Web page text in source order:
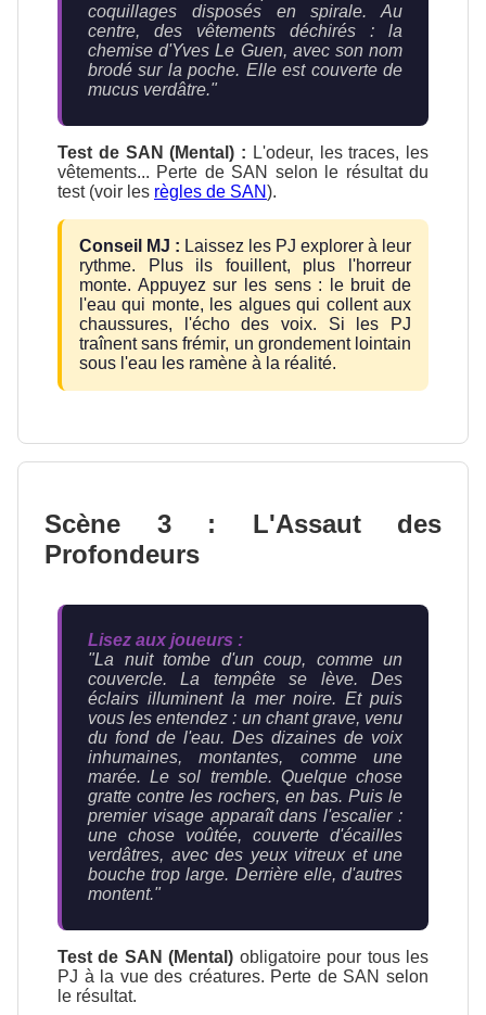
coquillages disposés en spirale. Au
centre, des vêtements déchirés : la
chemise d'Yves Le Guen, avec son nom
brodé sur la poche. Elle est couverte de
mucus verdâtre."
Test de SAN (Mental) : L'odeur, les traces, les
vêtements... Perte de SAN selon le résultat du
test (voir les règles de SAN).
Conseil MJ : Laissez les PJ explorer à leur
rythme. Plus ils fouillent, plus l'horreur
monte. Appuyez sur les sens : le bruit de
l'eau qui monte, les algues qui collent aux
chaussures, l'écho des voix. Si les PJ
traînent sans frémir, un grondement lointain
sous l'eau les ramène à la réalité.
Scène 3 : L'Assaut des
Profondeurs
Lisez aux joueurs :
"La nuit tombe d'un coup, comme un
couvercle. La tempête se lève. Des
éclairs illuminent la mer noire. Et puis
vous les entendez : un chant grave, venu
du fond de l'eau. Des dizaines de voix
inhumaines, montantes, comme une
marée. Le sol tremble. Quelque chose
gratte contre les rochers, en bas. Puis le
premier visage apparaît dans l'escalier :
une chose voûtée, couverte d'écailles
verdâtres, avec des yeux vitreux et une
bouche trop large. Derrière elle, d'autres
montent."
Test de SAN (Mental) obligatoire pour tous les
PJ à la vue des créatures. Perte de SAN selon
le résultat.